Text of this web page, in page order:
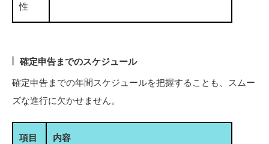
性
確定申告までのスケジュール
確定申告までの年間スケジュールを把握することも、スムー
ズな進行に欠かせません。
項目 内容